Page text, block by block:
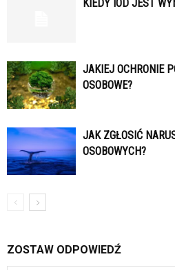
KIEDY IOD JEST
JAKIEJ OCHRONIE
OSOBOWE?
JAK ZGŁOSIĆ
OSOBOWYCH?
ZOSTAW ODPOWIEDŹ